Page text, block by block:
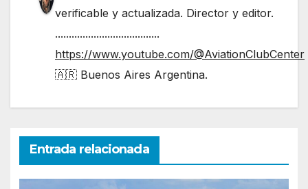
verificable y actualizada. Director y editor.
......................................
https://www.youtube.com/@AviationClubCenter
🇦🇷 Buenos Aires Argentina.
Entrada relacionada